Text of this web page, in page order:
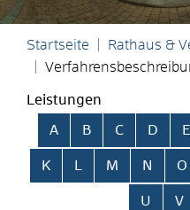
Startseite Rathaus &
Leistungen
Alphabetisches Register
A B C D E
K L M N O
U V